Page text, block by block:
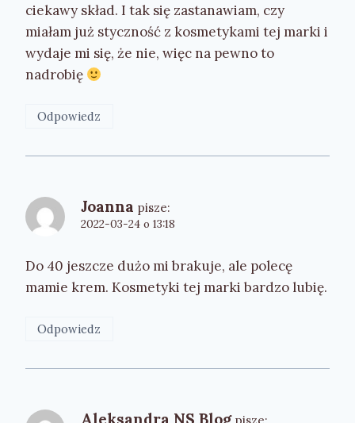
ciekawy skład. I tak się zastanawiam, czy
miałam już styczność z kosmetykami tej marki i
wydaje mi się, że nie, więc na pewno to
nadrobię
Odpowiedz
Joanna pisze:
2022-03-24 o 13:18
Do 40 jeszcze dużo mi brakuje, ale polecę
mamie krem. Kosmetyki tej marki bardzo lubię.
Odpowiedz
Aleksandra NS Blog